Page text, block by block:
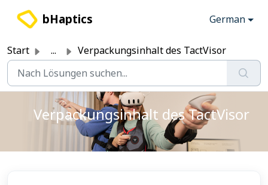
bHaptics German
Start ... Verpackungsinhalt des TactVisor
Verpackungsinhalt des TactVisor